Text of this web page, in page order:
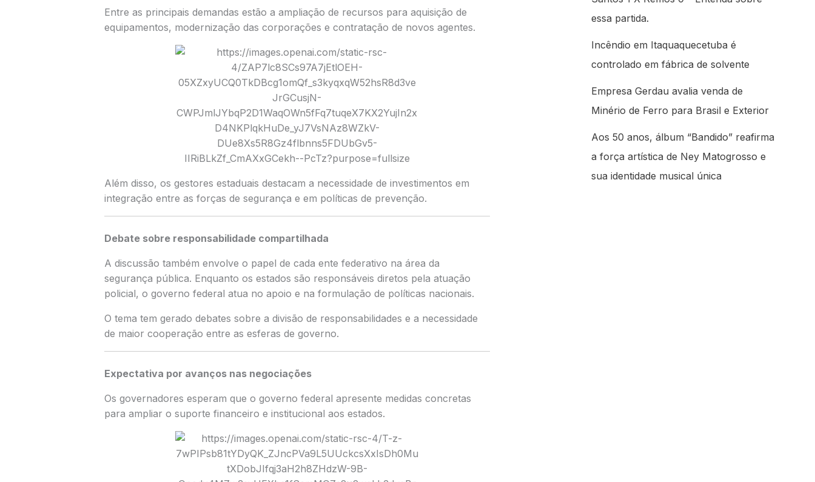
Entre as principais demandas estão a ampliação de recursos para aquisição de
equipamentos, modernização das corporações e contratação de novos agentes.
Além disso, os gestores estaduais destacam a necessidade de investimentos em
integração entre as forças de segurança e em políticas de prevenção.
Debate sobre responsabilidade compartilhada
A discussão também envolve o papel de cada ente federativo na área da
segurança pública. Enquanto os estados são responsáveis diretos pela atuação
policial, o governo federal atua no apoio e na formulação de políticas nacionais.
O tema tem gerado debates sobre a divisão de responsabilidades e a necessidade
de maior cooperação entre as esferas de governo.
Expectativa por avanços nas negociações
Os governadores esperam que o governo federal apresente medidas concretas
para ampliar o suporte financeiro e institucional aos estados.
essa partida.
Incêndio em Itaquaquecetuba é
controlado em fábrica de solvente
Empresa Gerdau avalia venda de
Minério de Ferro para Brasil e Exterior
Aos 50 anos, álbum “Bandido” reafirma
a força artística de Ney Matogrosso e
sua identidade musical única